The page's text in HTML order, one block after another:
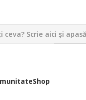
Shop